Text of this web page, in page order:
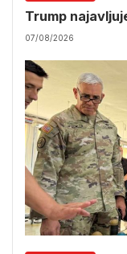
Trump
07/08/2026